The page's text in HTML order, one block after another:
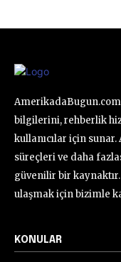
bilgilerini, rehberlik
kullanıcılar için sunar.
süreçleri ve daha
güvenilir bir
ulaşmak için bizimle
KONULAR